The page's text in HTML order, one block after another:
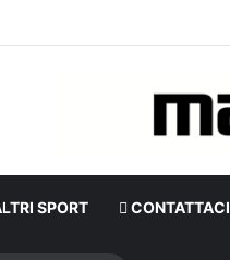
SPORT CONTATTACI